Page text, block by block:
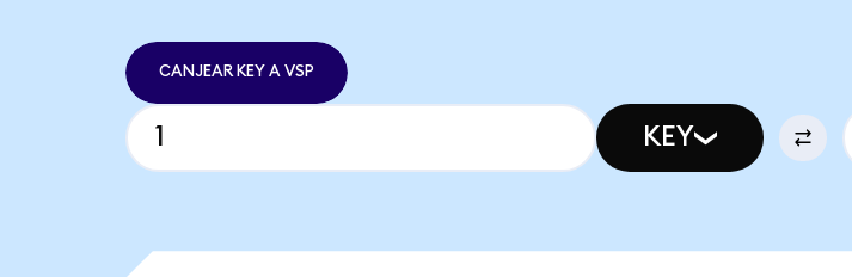
CANJEAR KEY A VSP
KEY